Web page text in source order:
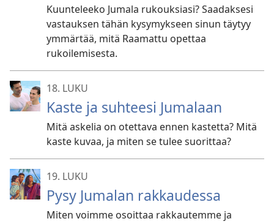
Kuunteleeko Jumala rukouksiasi? Saadaksesi
vastauksen tähän kysymykseen sinun täytyy
ymmärtää, mitä Raamattu opettaa
rukoilemisesta.
18. LUKU
Kaste ja suhteesi Jumalaan
Mitä askelia on otettava ennen kastetta? Mitä
kaste kuvaa, ja miten se tulee suorittaa?
19. LUKU
Pysy Jumalan rakkaudessa
Miten voimme osoittaa rakkautemme ja